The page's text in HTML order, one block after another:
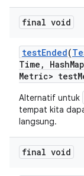
final void
testEnded(
Time , Hash
Metric> test
Alternatif untuk
tempat kita
langsung.
final void